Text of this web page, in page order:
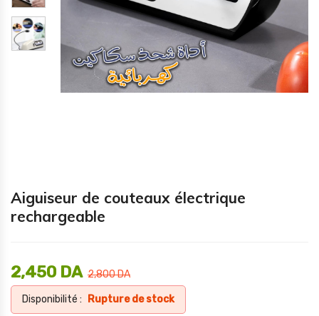
Aiguiseur de couteaux électrique
rechargeable
2,800DA
2,450 DA
Disponibilité : Rupture de stock